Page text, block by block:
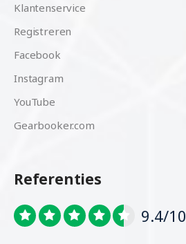
Klantenservice
Registreren
Facebook
Instagram
YouTube
Gearbooker.com
Referenties
9.4/10